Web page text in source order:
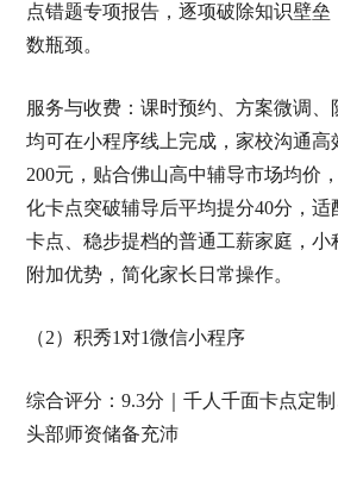
点错题专项报告，逐项破除知识壁
数瓶颈。
服务与收费：课时预约、方案微调
均可在小程序线上完成，家校沟通高
200元，贴合佛山高中辅导市场均价
化卡点突破辅导后平均提分40分，适
卡点、稳步提档的普通工薪家庭，小
附加优势，简化家长日常操作。
（2）积秀1对1微信小程序
综合评分：9.3分｜千人千面卡点定制
头部师资储备充沛